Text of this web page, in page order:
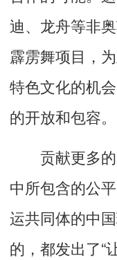
迪、龙舟等非
霹雳舞项目，
特色文化的机
的开放和包容。
贡献更多的
中所包含的公
运共同体的中
的，都发出了“